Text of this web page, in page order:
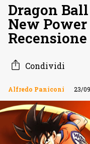
Dragon
New
Recensione
Condividi
Alfredo Paniconi 23/